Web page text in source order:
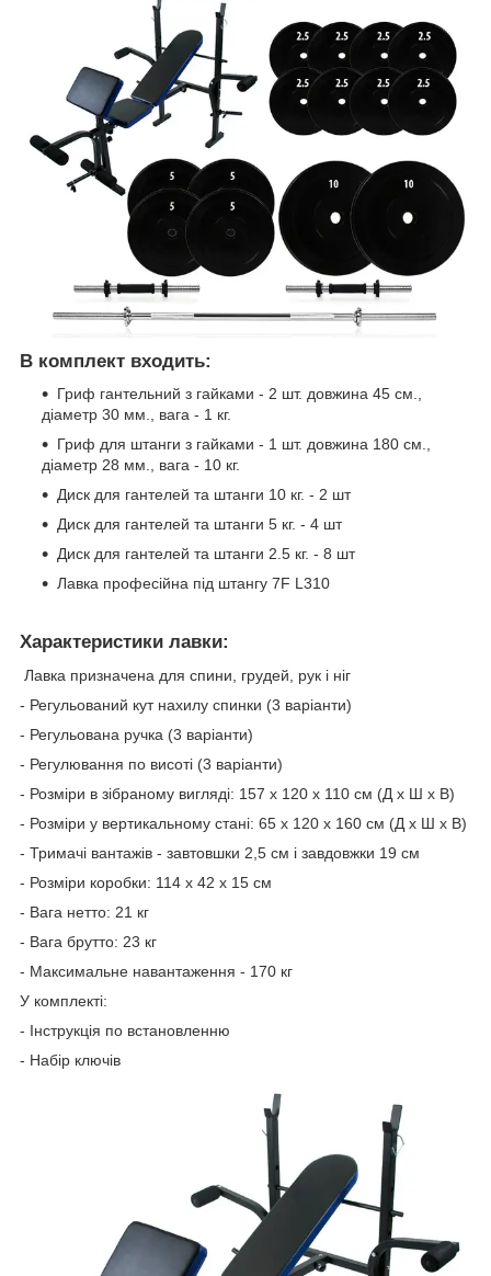
В комплект входить:
Гриф гантельний з гайками - 2 шт. довжина 45 см.,
діаметр 30 мм., вага - 1 кг.
Гриф для штанги з гайками - 1 шт. довжина 180 см.,
діаметр 28 мм., вага - 10 кг.
Диск для гантелей та штанги 10 кг. - 2 шт
Диск для гантелей та штанги 5 кг. - 4 шт
Диск для гантелей та штанги 2.5 кг. - 8 шт
Лавка професійна під штангу 7F L310
Характеристики лавки:
Лавка призначена для спини, грудей, рук і ніг
- Регульований кут нахилу спинки (3 варіанти)
- Регульована ручка (3 варіанти)
- Регулювання по висоті (3 варіанти)
- Розміри в зібраному вигляді: 157 х 120 х 110 см (Д х Ш х В)
- Розміри у вертикальному стані: 65 х 120 х 160 см (Д х Ш х В)
- Тримачі вантажів - завтовшки 2,5 см і завдовжки 19 см
- Розміри коробки: 114 х 42 х 15 см
- Вага нетто: 21 кг
- Вага брутто: 23 кг
- Максимальне навантаження - 170 кг
У комплекті:
- Інструкція по встановленню
- Набір ключів